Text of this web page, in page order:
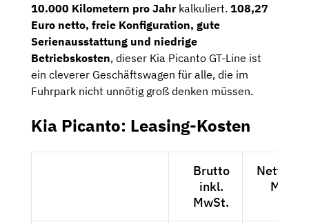
10.000 Kilometern pro Jahrkalkuliert. 108,27
Euro netto, freie Konfiguration, gute
Serienausstattung und niedrige
Betriebskosten, dieser Kia Picanto GT-Line ist
ein cleverer Geschäftswagen für alle, die im
Fuhrpark nicht unnötig groß denken müssen.
Kia Picanto: Leasing-Kosten
Brutto
inkl.
MwSt.
Netto
MwSt.